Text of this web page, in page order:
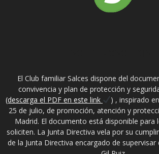
El Club familiar Salces dispone del
convivencia y plan de protección y
(descarga el PDF en este link
) , inspirado
25 de julio, de promoción, atención y
Madrid. El documento está disponible para
soliciten. La Junta Directiva vela por su
de la Junta Directiva encargado de supervisar